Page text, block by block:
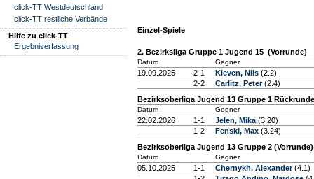
click-TT Westdeutschland
click-TT restliche Verbände
Hilfe zu click-TT
Ergebniserfassung
Einzel-Spiele
2. Bezirksliga Gruppe 1 Jugend 15 (Vorrunde)
Datum Gegner
19.09.2025 2-1 Kieven, Nils (2.2)
2-2
Carlitz, Peter(2.4)
Bezirksoberliga Jugend 13 Gruppe 1
Datum Gegner
22.02.2026 1-1 Jelen, Mika (3.20)
1-2
Fenski, Max (3.24)
Bezirksoberliga Jugend 13 Gruppe 2 (Vorrunde)
Datum Gegner
05.10.2025 1-1 Chernykh, Alexander(4.1)